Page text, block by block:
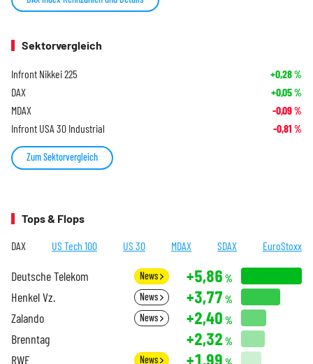
Sektorvergleich
Infront Nikkei 225 +0,28%
DAX +0,05%
MDAX -0,09%
Infront USA 30 Industrial -0,81 %
Zum Sektorvergleich
Tops & Flops
DAX US Tech 100 US 30 MDAX SDAX EuroStoxx
Deutsche Telekom News +5,86 %
Henkel Vz. News +3,77 %
Zalando News +2,40 %
Brenntag +2,32 %
RWE News +1,99